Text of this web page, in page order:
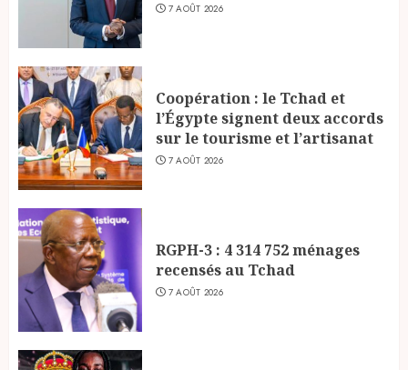
7 AOÛT 2026
Coopération : le Tchad et
l’Égypte signent deux accords
sur le tourisme et l’artisanat
7 AOÛT 2026
RGPH-3 : 4 314 752 ménages
recensés au Tchad
7 AOÛT 2026